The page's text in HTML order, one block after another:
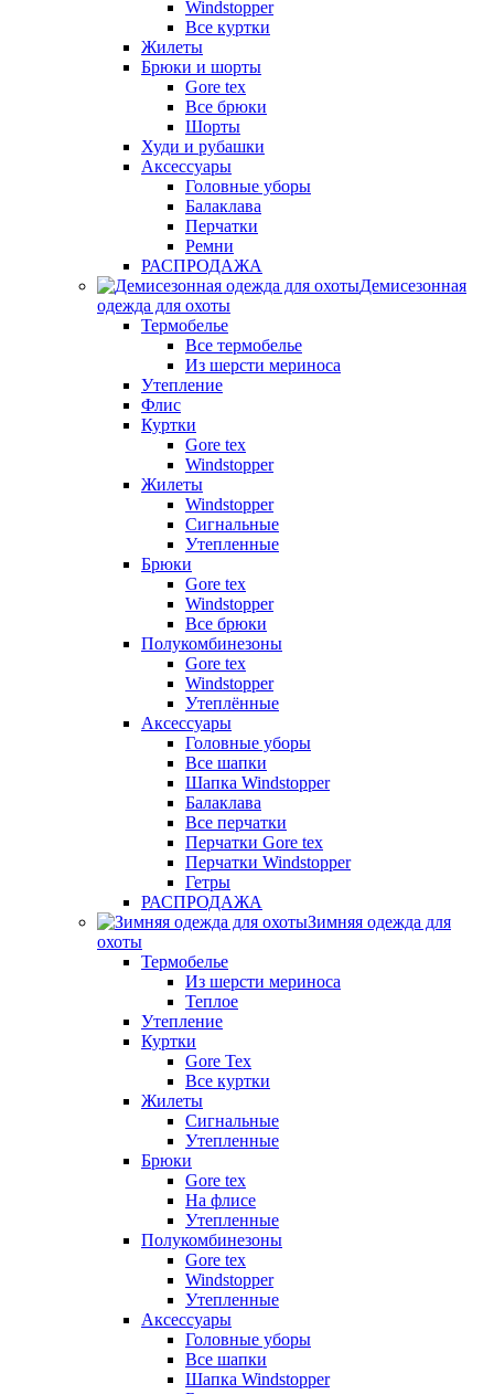
Windstopper
Все куртки
Жилеты
Брюки и шорты
Gore tex
Все брюки
Шорты
Худи и рубашки
Аксессуары
Головные уборы
Балаклава
Перчатки
Ремни
РАСПРОДАЖА
Демисезонная
одежда для охоты
Термобелье
Все термобелье
Из шерсти мериноса
Утепление
Флис
Куртки
Gore tex
Windstopper
Жилеты
Windstopper
Сигнальные
Утепленные
Брюки
Gore tex
Windstopper
Все брюки
Полукомбинезоны
Gore tex
Windstopper
Утеплённые
Аксессуары
Головные уборы
Все шапки
Шапка Windstopper
Балаклава
Все перчатки
Перчатки Gore tex
Перчатки Windstopper
Гетры
РАСПРОДАЖА
Зимняя одежда для
охоты
Термобелье
Из шерсти мериноса
Теплое
Утепление
Куртки
Gore Tex
Все куртки
Жилеты
Сигнальные
Утепленные
Брюки
Gore tex
На флисе
Утепленные
Полукомбинезоны
Gore tex
Windstopper
Утепленные
Аксессуары
Головные уборы
Все шапки
Шапка Windstopper